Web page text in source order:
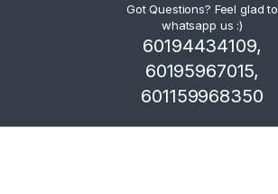
Got Questions? Feel glad to
whatsapp us :)
60194434109,
60195967015,
601159968350